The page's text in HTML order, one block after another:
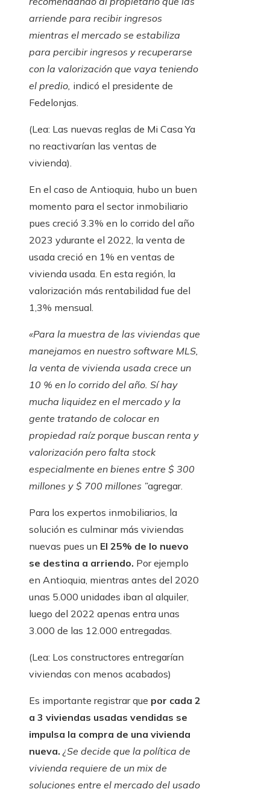
arriende para recibir ingresos
mientras el mercado se estabiliza
para percibir ingresos y recuperarse
con la valorización que vaya teniendo
el predio, indicó el presidente de
Fedelonjas.
(Lea: Las nuevas reglas de Mi Casa Ya
no reactivarían las ventas de
vivienda).
En el caso de Antioquia, hubo un buen
momento para el sector inmobiliario
pues creció 3.3% en lo corrido del año
2023 ydurante el 2022, la venta de
usada creció en 1% en ventas de
vivienda usada. En esta región, la
valorización más rentabilidad fue del
1,3% mensual.
«Para la muestra de las viviendas que
manejamos en nuestro software MLS,
la venta de vivienda usada crece un
10 % en lo corrido del año. Sí hay
mucha liquidez en el mercado y la
gente tratando de colocar en
propiedad raíz porque buscan renta y
valorización pero falta stock
especialmente en bienes entre $ 300
millones y $ 700 millones ”agregar.
Para los expertos inmobiliarios, la
solución es culminar más viviendas
nuevas pues un El 25% de lo nuevo
se destina a arriendo. Por ejemplo
en Antioquia, mientras antes del 2020
unas 5.000 unidades iban al alquiler,
luego del 2022 apenas entra unas
3.000 de las 12.000 entregadas.
(Lea: Los constructores entregarían
viviendas con menos acabados)
Es importante registrar que por cada 2
a 3 viviendas usadas vendidas se
impulsa la compra de una vivienda
nueva. ¿Se decide que la política de
vivienda requiere de un mix de
soluciones entre el mercado del usado